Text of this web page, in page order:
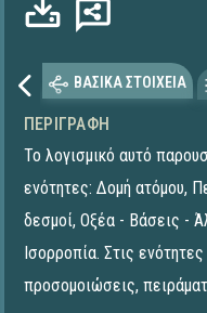
ΒΑΣΙΚΑ ΣΤΟΙΧΕΙΑ
ΠΕΡΙΓΡΑΦΉ
Το λογισμικό αυτό
ενότητες: Δομή ατόμου,
δεσμοί, Οξέα - Βάσεις -
Ισορροπία. Στις
προσομοιώσεις,